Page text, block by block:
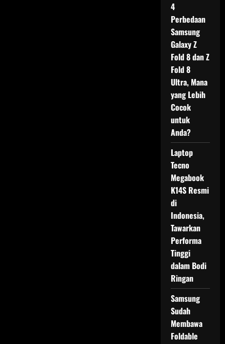
4
Perbedaan
Samsung
Galaxy Z
Fold 8 dan Z
Fold 8
Ultra, Mana
yang Lebih
Cocok
untuk
Anda?
Laptop
Tecno
Megabook
K14S Resmi
di
Indonesia,
Tawarkan
Performa
Tinggi
dalam Bodi
Ringan
Samsung
Sudah
Membawa
Foldable